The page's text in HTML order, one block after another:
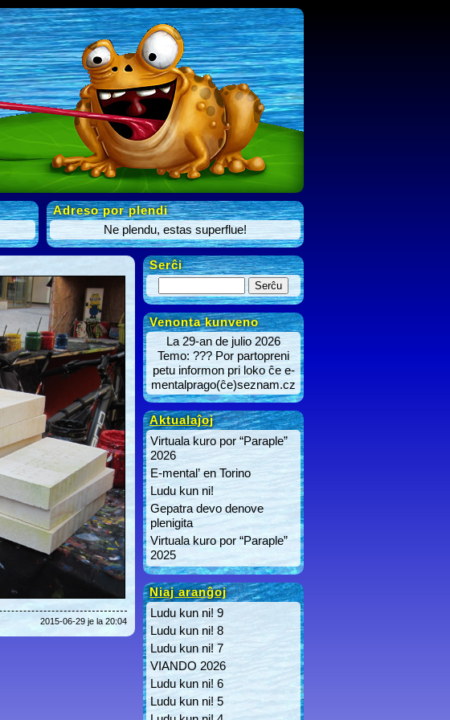
Adreso por plendi
Ne plendu, estas superflue!
2015-06-29 je la 20:04
Serĉi
Venonta kunveno
La 29-an de julio 2026
Temo: ??? Por partopreni
petu informon pri loko ĉe e-
mentalprago(ĉe)seznam.cz
Aktualaĵoj
Virtuala kuro por “Paraple”
2026
E-mental’ en Torino
Ludu kun ni!
Gepatra devo denove
plenigita
Virtuala kuro por “Paraple”
2025
Niaj aranĝoj
Ludu kun ni! 9
Ludu kun ni! 8
Ludu kun ni! 7
VIANDO 2026
Ludu kun ni! 6
Ludu kun ni! 5